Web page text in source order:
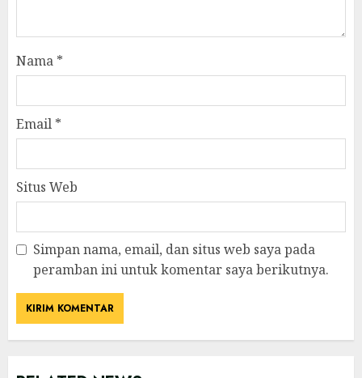
Nama *
Email *
Situs Web
Simpan nama, email, dan situs web saya pada
peramban ini untuk komentar saya berikutnya.